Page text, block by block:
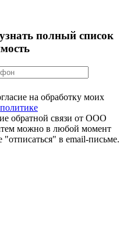
полный список
на обработку моих
политике
обратной связи от ООО
можно в любой момент
в email-письме.